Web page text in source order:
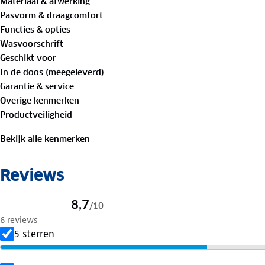
De getapete naden dragen bij aan de algehele
van de stof zorgt voor comfort tijdens intensieve
PFAS-vrij.
De Olav heren parka is kortom een functionele en
winterdag aankunt, van stad tot bos, van windvlagen
Pasvorm & draagcomfort
Functies & opties
Wasvoorschrift
Geschikt voor
In de doos (meegeleverd)
Garantie & service
Overige kenmerken
Productveiligheid
Bekijk alle kenmerken
Reviews
8,7/10
6 reviews
5 sterren